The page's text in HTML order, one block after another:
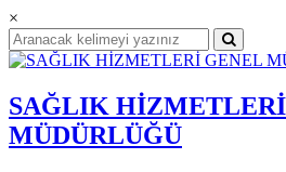
×
SAĞLIK
MÜDÜRLÜĞÜ